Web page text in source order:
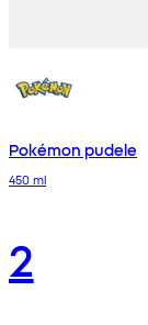
Pokémon pudele
450 ml
2